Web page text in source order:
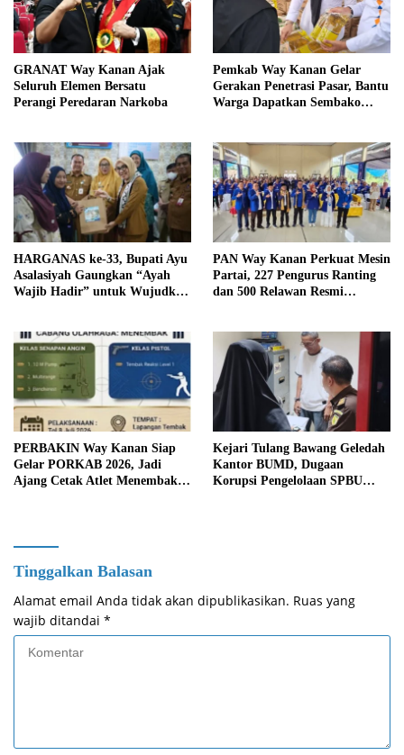
GRANAT Way Kanan Ajak
Seluruh Elemen Bersatu
Perangi Peredaran Narkoba
Pemkab Way Kanan Gelar
Gerakan Penetrasi Pasar, Bantu
Warga Dapatkan Sembako
HARGANAS ke-33, Bupati Ayu
Asalasiyah Gaungkan “Ayah
Wajib Hadir” untuk Wujudkan
PAN Way Kanan Perkuat Mesin
Partai, 227 Pengurus Ranting
dan 500 Relawan Resmi
PERBAKIN Way Kanan Siap
Gelar PORKAB 2026, Jadi
Ajang Cetak Atlet Menembak
Kejari Tulang Bawang Geledah
Kantor BUMD, Dugaan
Korupsi Pengelolaan SPBU
Tinggalkan Balasan
Alamat email Anda tidak akan dipublikasikan. Ruas yang
wajib ditandai *